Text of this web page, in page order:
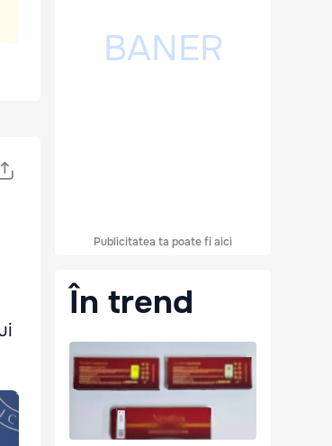
Publicitatea ta poate fi aici
În trend